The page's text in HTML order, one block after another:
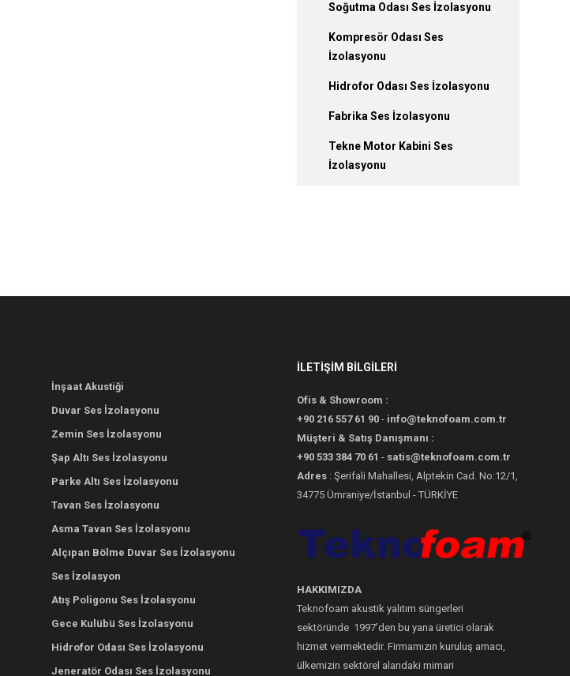
Soğutma Odası Ses İzolasyonu
Kompresör Odası Ses
İzolasyonu
Hidrofor Odası Ses İzolasyonu
Fabrika Ses İzolasyonu
Tekne Motor Kabini Ses
İzolasyonu
İnşaat Akustiği
Duvar Ses İzolasyonu
Zemin Ses İzolasyonu
Şap Altı Ses İzolasyonu
Parke Altı Ses İzolasyonu
Tavan Ses İzolasyonu
Asma Tavan Ses İzolasyonu
Alçıpan Bölme Duvar Ses İzolasyonu
Ses İzolasyon
Atış Poligonu Ses İzolasyonu
Gece Kulübü Ses İzolasyonu
Hidrofor Odası Ses İzolasyonu
Jeneratör Odası Ses İzolasyonu
İLETİŞİM BİLGİLERİ
Ofis & Showroom :
+90 216 557 61 90 - info@teknofoam.com.tr
Müşteri & Satış Danışmanı :
+90 533 384 70 61 - satis@teknofoam.com.tr
Adres : Şerifali Mahallesi, Alptekin Cad. No:12/1,
34775 Ümraniye/İstanbul - TÜRKİYE
HAKKIMIZDA
Teknofoam akustik yalıtım süngerleri
sektöründe 1997’den bu yana üretici olarak
hizmet vermektedir. Firmamızın kuruluş amacı,
ülkemizin sektörel alandaki mimari